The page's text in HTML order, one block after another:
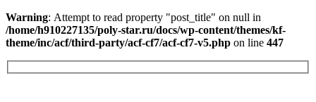
Warning : Attempt to read property "post_title" on null in
/home/h910227135/poly-star.ru/docs/wp-content/themes/kf-
theme/inc/acf/third-party/acf-cf7/acf-cf7-v5.php on line 447